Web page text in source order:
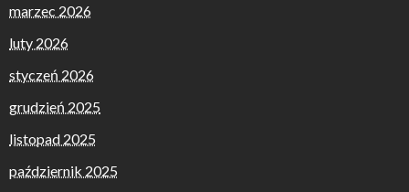
marzec 2026
luty 2026
styczeń 2026
grudzień 2025
listopad 2025
październik 2025